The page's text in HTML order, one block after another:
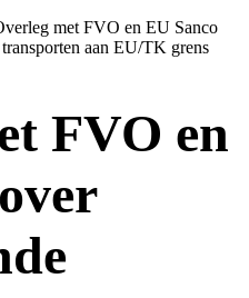
met FVO en EU Sanco
aan EU/TK grens
FVO en